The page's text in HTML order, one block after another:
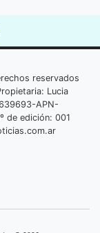
reservados
Lucia
APN-
de edición: 001